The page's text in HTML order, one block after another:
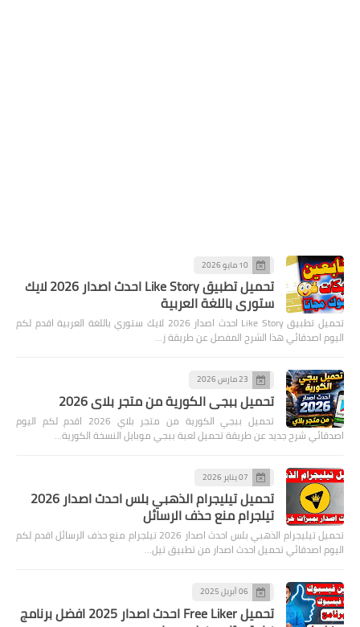
10 مايو 2026
تحميل تطبيق Like Story احدث اصدار 2026 لايك
ستوري باللغة العربية
تحميل تطبيق Like Story احدث اصدار 2026 لايك ستوري باللغة العربية اقدم لكم
اليوم اصدقائي هذا الشرح المفصل عن طريقة ز…
23 مارس 2026
تحميل ببجي الكورية من متجر بلاي 2026
تحميل ببجي الكورية من متجر بلاي 2026 اقدم لكم اليوم
اصدقائي شرح جديد عن طريقة تحميل لعبة ببجي موبايل النسخة الكورية…
07 يناير 2026
تحميل تيليجرام الذهبي بلس احدث اصدار 2026
تيلجرام منع حذف الرسائل
تحميل تيليجرام الذهبي بلس احدث اصدار 2026 تيلجرام منع حذف الرسائل اقدم لكم
اليوم اصدقائي تحميل احدث اصدار من تطبيق تيل…
06 أبريل 2025
تحميل Free Liker احدث اصدار 2025 افضل برنامج